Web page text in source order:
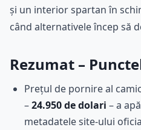
și un interior spartan în
când alternativele încep să
Rezumat –
Prețul de pornire al
–24.950 de dolari – a
metadatele site-ului